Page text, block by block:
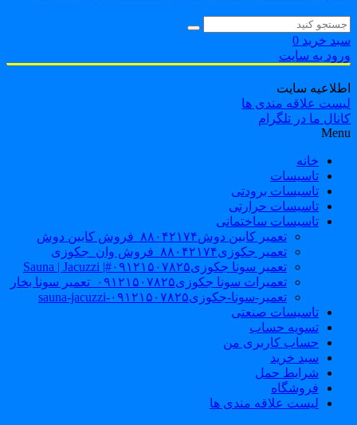
خرید 0
به سایت
سایت
علاقه مندی ها
ما در تلگرام
خانه
تاسیسات
تاسیسات برودتی
تاسیسات حرارتی
تاسیسات ساختمانی
تعمیر کابین دوش۸۸۰۴۲۱۷۴_فروش کابین دوش
تعمیر جکوزی۸۸۰۴۲۱۷۴_فروش وان_جکوزی
تعمیر سونا جکوزی۰۹۱۲۱۵۰۷۸۲۵#| Sauna | Jacuzzi
تعمیرات سونا جکوزی۰۹۱۲۱۵۰۷۸۲۵_تعمیر سونا بخار
تعمیر-سونا-جکوزی۰۹۱۲۱۵۰۷۸۲۵-sauna-jacuzzi
تاسیسات صنعتی
تسویه حساب
حساب کاربری من
سبد خرید
شرایط حمل
فروشگاه
لیست علاقه مندی ها